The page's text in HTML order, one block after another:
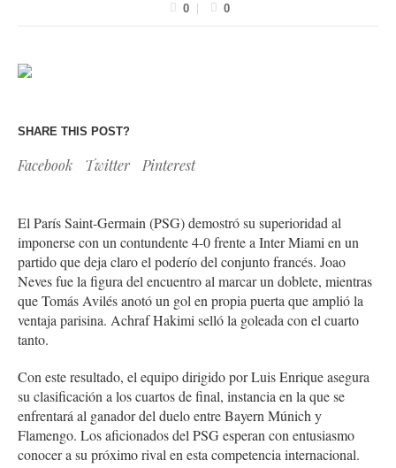
0
0
SHARE THIS POST?
Facebook Twitter Pinterest
El París Saint-Germain (PSG) demostró su superioridad al
imponerse con un contundente 4-0 frente a Inter Miami en un
partido que deja claro el poderío del conjunto francés. Joao
Neves fue la figura del encuentro al marcar un doblete, mientras
que Tomás Avilés anotó un gol en propia puerta que amplió la
ventaja parisina. Achraf Hakimi selló la goleada con el cuarto
tanto.
Con este resultado, el equipo dirigido por Luis Enrique asegura
su clasificación a los cuartos de final, instancia en la que se
enfrentará al ganador del duelo entre Bayern Múnich y
Flamengo. Los aficionados del PSG esperan con entusiasmo
conocer a su próximo rival en esta competencia internacional.